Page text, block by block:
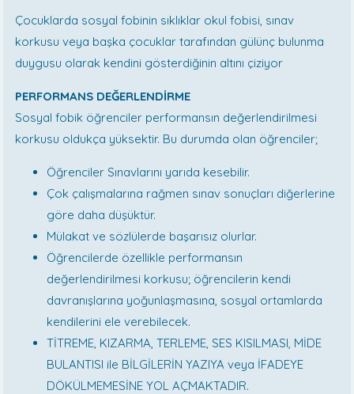
Çocuklarda sosyal fobinin sıklıklar okul fobisi, sınav
korkusu veya başka çocuklar tarafından gülünç bulunma
duygusu olarak kendini gösterdiğinin altını çiziyor
PERFORMANS DEĞERLENDİRME
Sosyal fobik öğrenciler performansın değerlendirilmesi
korkusu oldukça yüksektir. Bu durumda olan öğrenciler;
Öğrenciler Sınavlarını yarıda kesebilir.
Çok çalışmalarına rağmen sınav sonuçları diğerlerine
göre daha düşüktür.
Mülakat ve sözlülerde başarısız olurlar.
Öğrencilerde özellikle performansın
değerlendirilmesi korkusu; öğrencilerin kendi
davranışlarına yoğunlaşmasına, sosyal ortamlarda
kendilerini ele verebilecek.
TİTREME, KIZARMA, TERLEME, SES KISILMASI, MİDE
BULANTISI ile BİLGİLERİN YAZIYA veya İFADEYE
DÖKÜLMEMESİNE YOL AÇMAKTADIR.